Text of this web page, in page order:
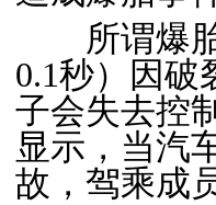
所谓爆胎
0.1秒）因破
子会失去控
显示，当汽
故，驾乘成